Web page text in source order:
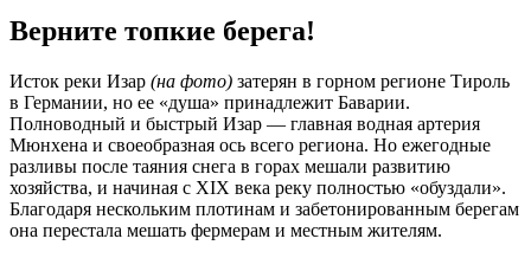
Верните топкие берега!
Исток реки Изар (на фото) затерян в горном регионе Тироль
в Германии, но ее «душа» принадлежит Баварии.
Полноводный и быстрый Изар — главная водная артерия
Мюнхена и своеобразная ось всего региона. Но ежегодные
разливы после таяния снега в горах мешали развитию
хозяйства, и начиная с XIX века реку полностью «обуздали».
Благодаря нескольким плотинам и забетонированным берегам
она перестала мешать фермерам и местным жителям.